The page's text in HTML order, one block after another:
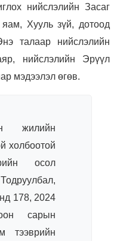
нийслэлийн Засаг
Хууль зүй, дотоод
талаар нийслэлийн
нийслэлийн Эрүүл
мэдээлэл өгөв.
жилийн
холбоотой
осол
178, 2024
сарын
тээврийн